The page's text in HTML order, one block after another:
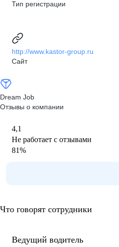
Тип регистрации
http://www.kastor-group.ru
Сайт
Dream Job
Отзывы о компании
4,1
Не работает с отзывами
81%
Что говорят сотрудники
Ведущий водитель